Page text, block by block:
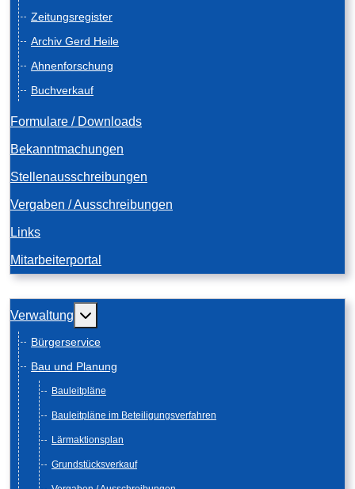
Zeitungsregister
Archiv Gerd Heile
Ahnenforschung
Buchverkauf
Formulare / Downloads
Bekanntmachungen
Stellenausschreibungen
Vergaben / Ausschreibungen
Links
Mitarbeiterportal
Verwaltung Weitere Informationen: Verwaltung
Bürgerservice
Bau und Planung
Bauleitpläne
Bauleitpläne im Beteiligungsverfahren
Lärmaktionsplan
Grundstücksverkauf